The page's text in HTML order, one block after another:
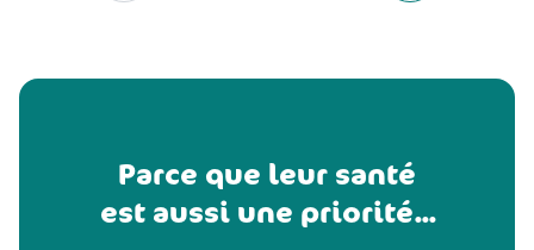
Parce que leur santé
est aussi une priorité...